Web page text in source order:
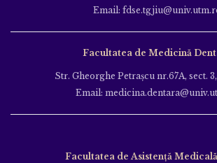
Email:
Facultatea de Medicină
Str. Gheorghe Petraşcu nr.67A, sect.
Email:
Facultatea de Asistență